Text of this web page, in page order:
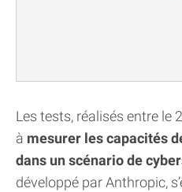
Les tests, réalisés entre le
à mesurer les capacités
dans un scénario de
développé par Anthropic,